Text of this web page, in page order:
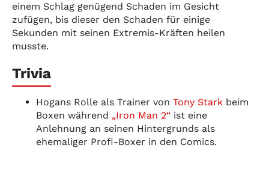
einem Schlag genügend Schaden im Gesicht
zufügen, bis dieser den Schaden für einige
Sekunden mit seinen Extremis-Kräften heilen
musste.
Trivia
Hogans Rolle als Trainer von Tony Stark beim
Boxen während „Iron Man 2“ ist eine
Anlehnung an seinen Hintergrunds als
ehemaliger Profi-Boxer in den Comics.